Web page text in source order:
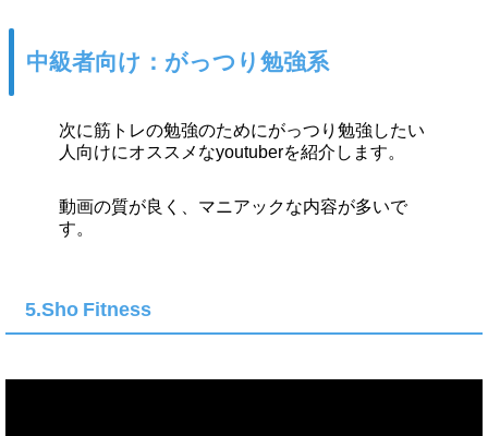
中級者向け：がっつり勉強系
次に筋トレの勉強のためにがっつり勉強したい
人向けにオススメなyoutuberを紹介します。
動画の質が良く、マニアックな内容が多いで
す。
5.Sho Fitness